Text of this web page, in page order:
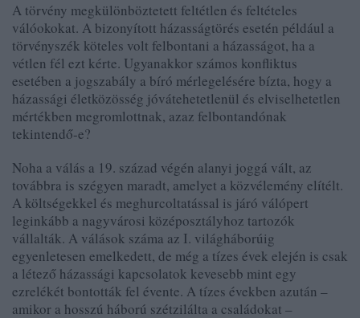
A törvény megkülönböztetett feltétlen és feltételes
válóokokat. A bizonyított házasságtörés esetén például a
törvényszék köteles volt felbontani a házasságot, ha a
vétlen fél ezt kérte. Ugyanakkor számos konfliktus
esetében a jogszabály a bíró mérlegelésére bízta, hogy a
házassági életközösség jóvátehetetlenül és elviselhetetlen
mértékben megromlottnak, azaz felbontandónak
tekintendő-e?
Noha a válás a 19. század végén alanyi joggá vált, az
továbbra is szégyen maradt, amelyet a közvélemény elítélt.
A költségekkel és meghurcoltatással is járó válópert
leginkább a nagyvárosi középosztályhoz tartozók
vállalták. A válások száma az I. világháborúig
egyenletesen emelkedett, de még a tízes évek elején is csak
a létező házassági kapcsolatok kevesebb mint egy
ezrelékét bontották fel évente. A tízes években azután –
amikor a hosszú háború szétzilálta a családokat –